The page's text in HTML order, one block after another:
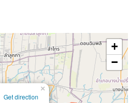
Get direction
×
+
−